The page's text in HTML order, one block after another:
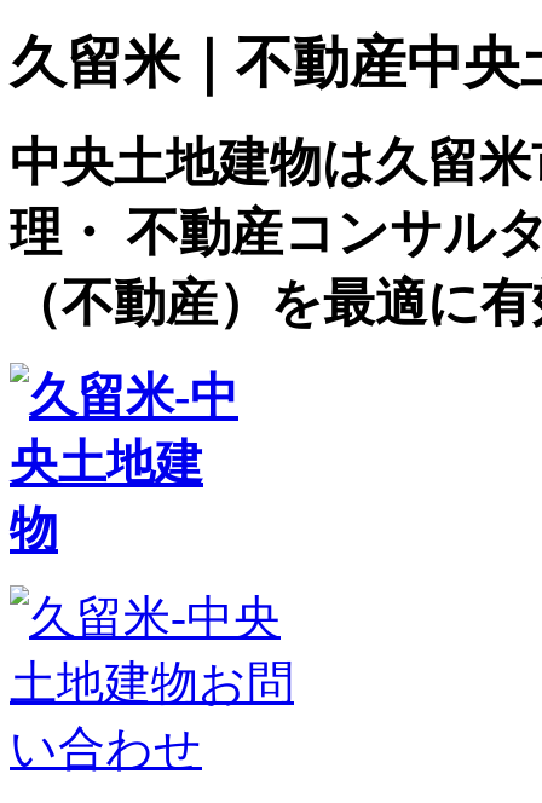
久留米｜不動産中
中央土地建物は久留
理・ 不動産コンサル
（不動産）を最適に